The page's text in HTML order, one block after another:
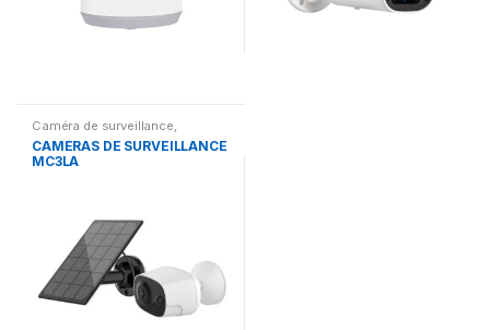
Caméra de surveillance
Gadgets
CAMÉRAS DE SURVEILLANCE
MC3LA